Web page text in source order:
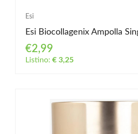
Esi
Esi Biocollagenix Ampolla
€2,99
Listino: € 3,25